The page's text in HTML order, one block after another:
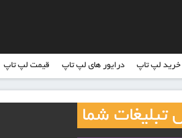
خرید لپ تاپ درایور های لپ تاپ قیمت لپ تاپ